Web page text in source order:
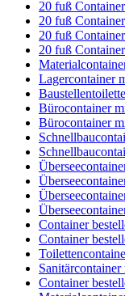
20 fuß
20 fuß
20 fuß
20 fuß
Lagercontainer
Bürocontainer
Bürocontainer
Container
Container
Sanitärcontainer
Container